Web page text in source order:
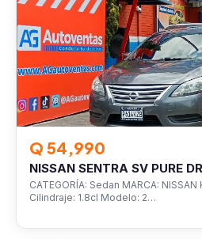
Q 54,990
NISSAN SENTRA SV PURE
CATEGORÍA: Sedan MARCA:
Cilindraje: 1.8cl Modelo: 2…